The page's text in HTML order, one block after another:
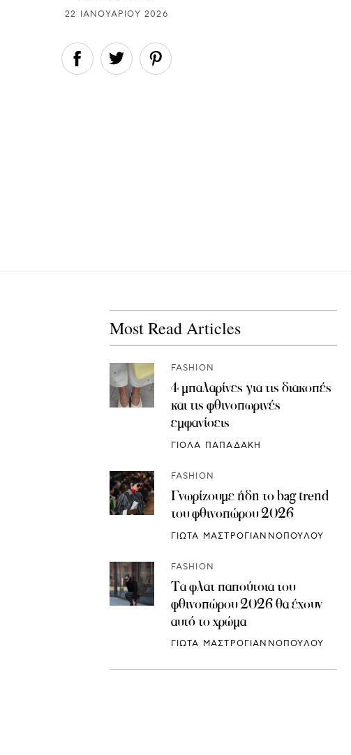
22 ΙΑΝΟΥΑΡΊΟΥ 2026
Most Read Articles
FASHION
4 μπαλαρίνες για τις διακοπές
και τις φθινοπωρινές
εμφανίσεις
ΓΙΟΛΑ ΠΑΠΑΔΑΚΗ
FASHION
Γνωρίζουμε ήδη το bag trend
του φθινοπώρου 2026
ΓΙΩΤΑ ΜΑΣΤΡΟΓΙΑΝΝΟΠΟΥΛΟΥ
FASHION
Τα φλατ παπούτσια του
φθινοπώρου 2026 θα έχουν
αυτό το χρώμα
ΓΙΩΤΑ ΜΑΣΤΡΟΓΙΑΝΝΟΠΟΥΛΟΥ